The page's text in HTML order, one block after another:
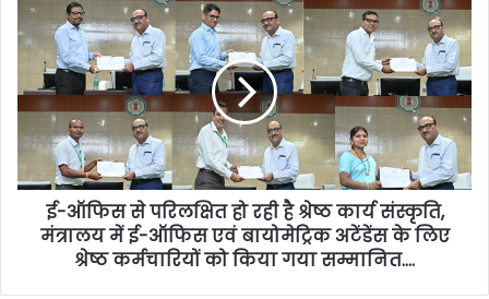
ई-ऑफिस से परिलक्षित हो रही है श्रेष्ठ कार्य संस्कृति,
मंत्रालय में ई-ऑफिस एवं बायोमेट्रिक अटेंडेंस के लिए
श्रेष्ठ कर्मचारियों को किया गया सम्मानित….